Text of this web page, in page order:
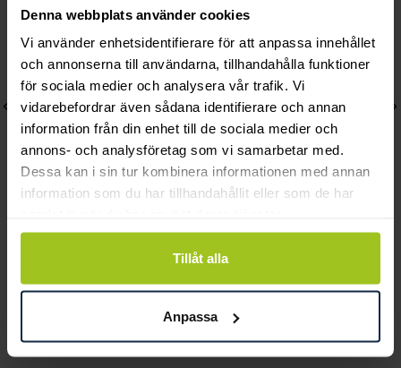
Denna webbplats använder cookies
Vi använder enhetsidentifierare för att anpassa innehållet
och annonserna till användarna, tillhandahålla funktioner
för sociala medier och analysera vår trafik. Vi
vidarebefordrar även sådana identifierare och annan
information från din enhet till de sociala medier och
annons- och analysföretag som vi samarbetar med.
Dessa kan i sin tur kombinera informationen med annan
information som du har tillhandahållit eller som de har
Tillåt alla
Anpassa